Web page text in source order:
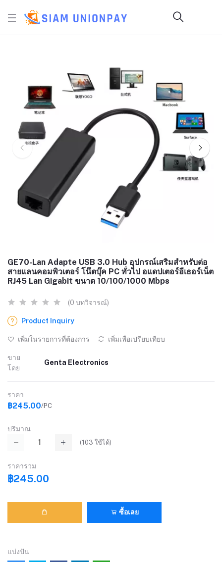
GE70-Lan Adapte USB 3.0 Hub อุปกรณ์เสริมสำหรับต่อ
สายแลนคอมพิวเตอร์ โน๊ตบุ๊ค PC ทั่วไป อแดปเตอร์อีเธอร์เน็ต
RJ45 Lan Gigabit ขนาด 10/100/1000 Mbps
(0 บทวิจารณ์)
Product Inquiry
เพิ่มในรายการที่ต้องการ เพิ่มเพื่อเปรียบเทียบ
ขาย
โดย
Genta Electronics
ราคา
฿245.00/PC
ปริมาณ
(103 ใช้ได้)
ราคารวม
฿245.00
ซื้อเลย
แบ่งปัน